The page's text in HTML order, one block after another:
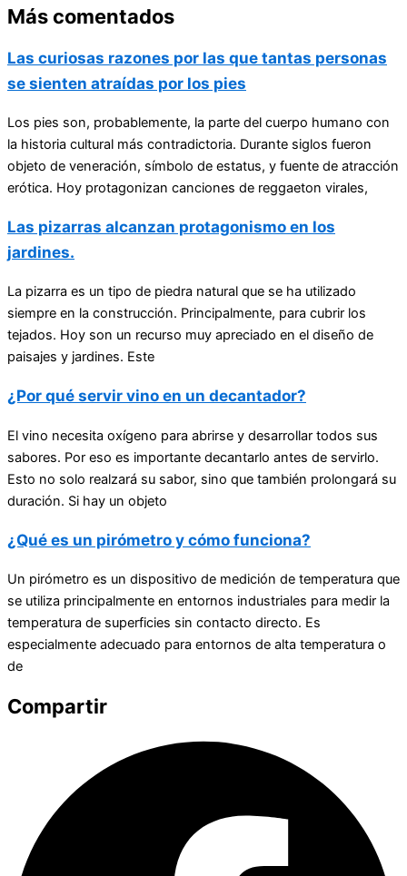
Más comentados
Las curiosas razones por las que tantas personas
se sienten atraídas por los pies
Los pies son, probablemente, la parte del cuerpo humano con
la historia cultural más contradictoria. Durante siglos fueron
objeto de veneración, símbolo de estatus, y fuente de atracción
erótica. Hoy protagonizan canciones de reggaeton virales,
Las pizarras alcanzan protagonismo en los
jardines.
La pizarra es un tipo de piedra natural que se ha utilizado
siempre en la construcción. Principalmente, para cubrir los
tejados. Hoy son un recurso muy apreciado en el diseño de
paisajes y jardines. Este
¿Por qué servir vino en un decantador?
El vino necesita oxígeno para abrirse y desarrollar todos sus
sabores. Por eso es importante decantarlo antes de servirlo.
Esto no solo realzará su sabor, sino que también prolongará su
duración. Si hay un objeto
¿Qué es un pirómetro y cómo funciona?
Un pirómetro es un dispositivo de medición de temperatura que
se utiliza principalmente en entornos industriales para medir la
temperatura de superficies sin contacto directo. Es
especialmente adecuado para entornos de alta temperatura o
de
Compartir